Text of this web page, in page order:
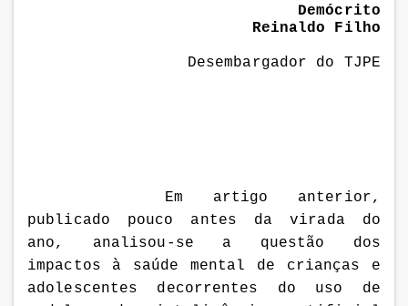
Demócrito
Reinaldo Filho
Desembargador do TJPE
Em artigo anterior,
publicado pouco antes da virada do
ano, analisou-se a questão dos
impactos à saúde mental de crianças e
adolescentes decorrentes do uso de